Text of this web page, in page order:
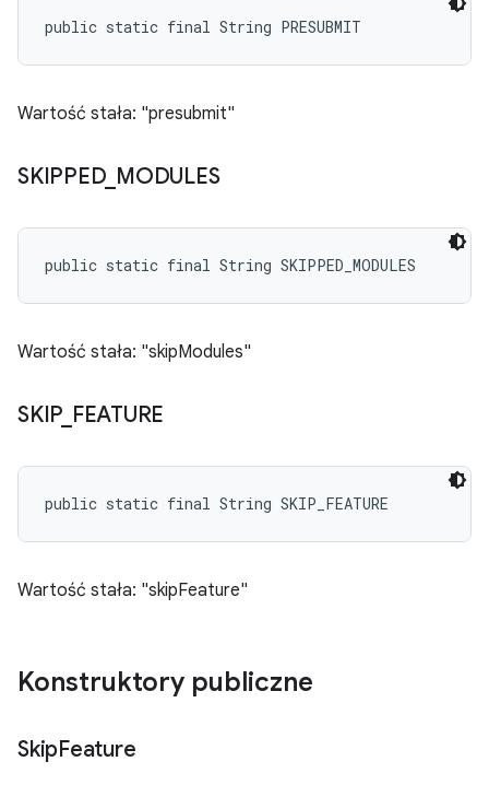
public static final String PRESUBMIT
Wartość stała: "presubmit"
SKIPPED_ MODULES
public static final String SKIPPED_MODULES
Wartość stała: "skipModules"
SKIP_ FEATURE
public static final String SKIP_FEATURE
Wartość stała: "skipFeature"
Konstruktory publiczne
SkipFeature